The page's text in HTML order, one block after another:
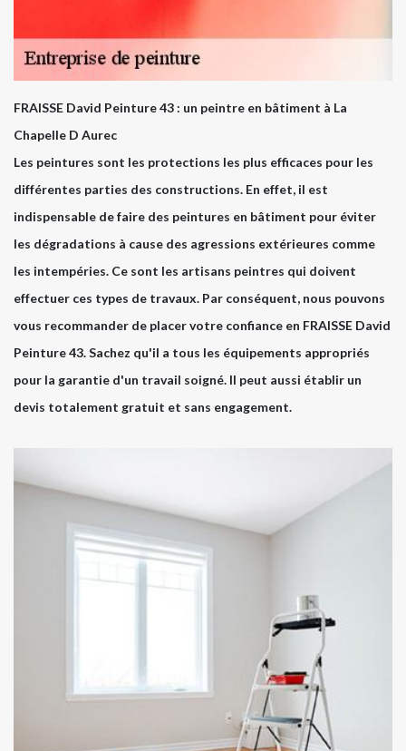
FRAISSE David Peinture 43 : un peintre en bâtiment à La
Chapelle D Aurec
Les peintures sont les protections les plus efficaces pour les
différentes parties des constructions. En effet, il est
indispensable de faire des peintures en bâtiment pour éviter
les dégradations à cause des agressions extérieures comme
les intempéries. Ce sont les artisans peintres qui doivent
effectuer ces types de travaux. Par conséquent, nous pouvons
vous recommander de placer votre confiance en FRAISSE David
Peinture 43. Sachez qu'il a tous les équipements appropriés
pour la garantie d'un travail soigné. Il peut aussi établir un
devis totalement gratuit et sans engagement.